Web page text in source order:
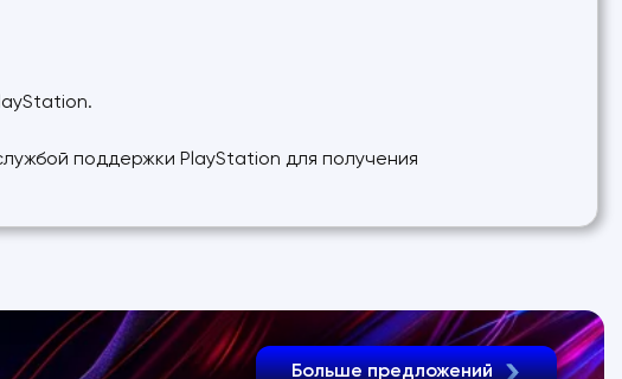
поддержки PlayStation для получения
Больше предложений